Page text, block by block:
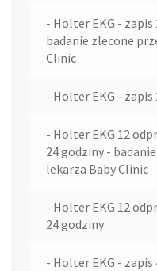
- Holter EKG - zapis
badanie zlecone
Clinic
- Holter EKG - zapis
- Holter EKG 12
24 godziny -
lekarza Baby Clinic
- Holter EKG 12
24 godziny
- Holter EKG - zapis